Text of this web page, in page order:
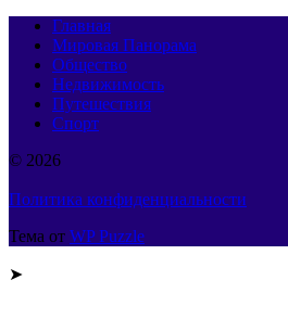
Главная
Мировая Панорама
Общество
Недвижимость
Путешествия
Спорт
© 2026
Политика конфиденциальности
Тема от WP Puzzle
➤